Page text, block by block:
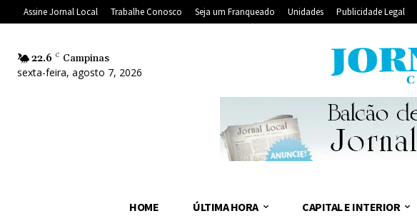
Assine Jornal Local Trabalhe Conosco Seja um Franqueado Unidades Publicidade Legal
22.6 C Campinas
sexta-feira, agosto 7, 2026
HOME ÚLTIMA HORA CAPITAL E INTERIOR